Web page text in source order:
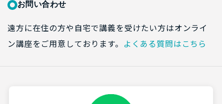
お問い合わせ
遠方に在住の方や自宅で講義を受けたい方はオンライ
ン講座をご用意しております。 よくある質問はこちら